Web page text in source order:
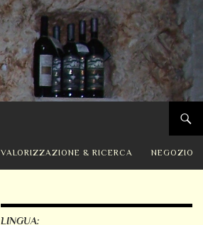
VALORIZZAZIONE & RICERCA NEGOZIO
LINGUA: